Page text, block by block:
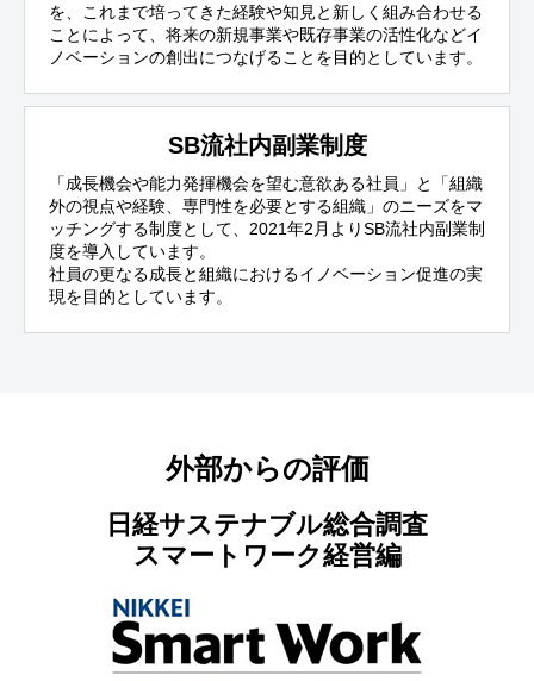
を、これまで培ってきた経験や知見と新しく組み合わせる
ことによって、将来の新規事業や既存事業の活性化などイ
ノベーションの創出につなげることを目的としています。
SB流社内副業制度
「成長機会や能力発揮機会を望む意欲ある社員」と「組織
外の視点や経験、専門性を必要とする組織」のニーズをマ
ッチングする制度として、2021年2月よりSB流社内副業制
度を導入しています。
社員の更なる成長と組織におけるイノベーション促進の実
現を目的としています。
外部からの評価
日経サステナブル総合調査
スマートワーク経営編